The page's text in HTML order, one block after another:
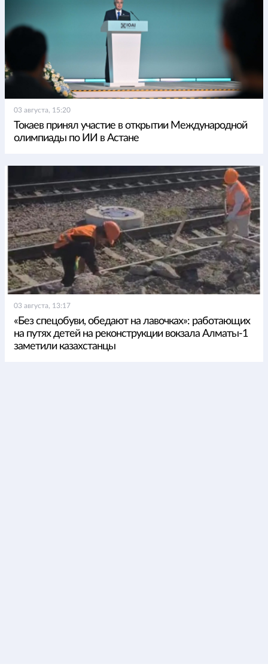
03 августа, 15:20
Токаев принял участие в открытии Международной
олимпиады по ИИ в Астане
03 августа, 13:17
«Без спецобуви, обедают на лавочках»: работающих
на путях детей на реконструкции вокзала Алматы-1
заметили казахстанцы